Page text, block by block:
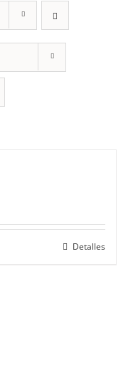
Detalles